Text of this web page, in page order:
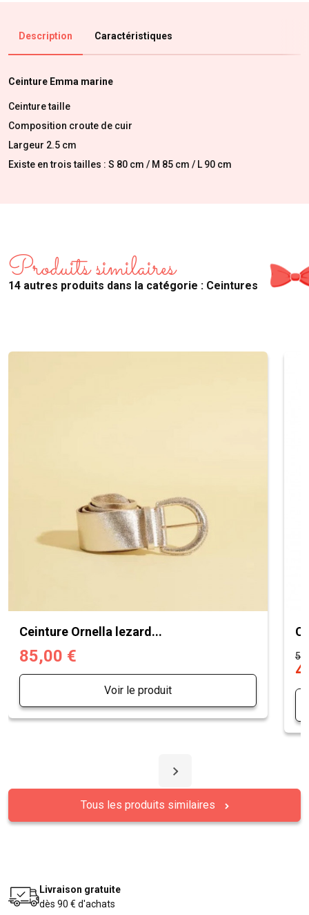
Description Caractéristiques
Ceinture Emma marine
Ceinture taille
Composition croute de cuir
Largeur 2.5 cm
Existe en trois tailles : S 80 cm / M 85 cm / L 90 cm
Produits similaires
14 autres produits dans la catégorie : Ceintures
Ceinture Ornella lezard...
85,00 €
Voir le produit
Tous les produits similaires
Livraison gratuite
dès 90 € d'achats